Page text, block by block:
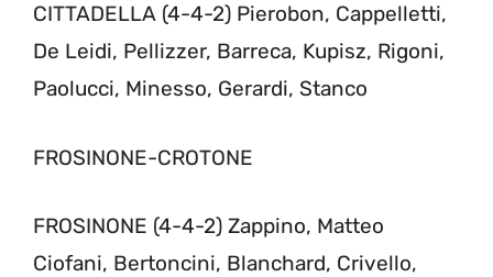
CITTADELLA (4-4-2) Pierobon, Cappelletti,
De Leidi, Pellizzer, Barreca, Kupisz, Rigoni,
Paolucci, Minesso, Gerardi, Stanco
FROSINONE-CROTONE
FROSINONE (4-4-2) Zappino, Matteo
Ciofani, Bertoncini, Blanchard, Crivello,